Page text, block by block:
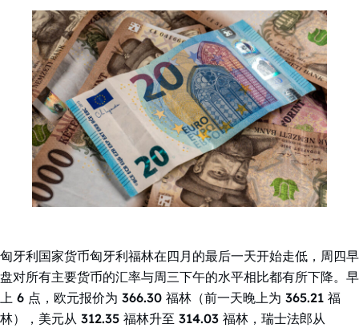
匈牙利国家货币匈牙利福林在四月的最后一天开始走低，周四早
盘对所有主要货币的汇率与周三下午的水平相比都有所下降。早
上 6 点，欧元报价为 366.30 福林（前一天晚上为 365.21 福
林），美元从 312.35 福林升至 314.03 福林，瑞士法郎从